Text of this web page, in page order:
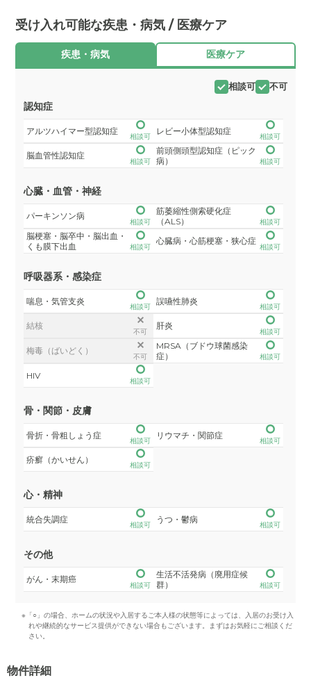
受け入れ可能な疾患・病気 / 医療ケア
疾患・病気 医療ケア
相談可 不可
認知症
アルツハイマー型認知症
相談可
レビー小体型認知症
相談可
脳血管性認知症
相談可
前頭側頭型認知症（ピック
病）
相談可
心臓・血管・神経
パーキンソン病
相談可
筋萎縮性側索硬化症
（ALS）
相談可
脳梗塞・脳卒中・脳出血・
くも膜下出血
相談可
心臓病・心筋梗塞・狭心症
相談可
呼吸器系・感染症
喘息・気管支炎
相談可
誤嚥性肺炎
相談可
結核
不可
肝炎
相談可
梅毒（ばいどく）
不可
MRSA（ブドウ球菌感染
症）
相談可
HIV
相談可
骨・関節・皮膚
骨折・骨粗しょう症
相談可
リウマチ・関節症
相談可
疥癬（かいせん）
相談可
心・精神
統合失調症
相談可
うつ・鬱病
相談可
その他
がん・末期癌
相談可
生活不活発病（廃用症候
群）
相談可
※「○」の場合、ホームの状況や入居するご本人様の状態等によっては、入居のお受け入
れや継続的なサービス提供ができない場合もございます。まずはお気軽にご相談くだ
さい。
物件詳細